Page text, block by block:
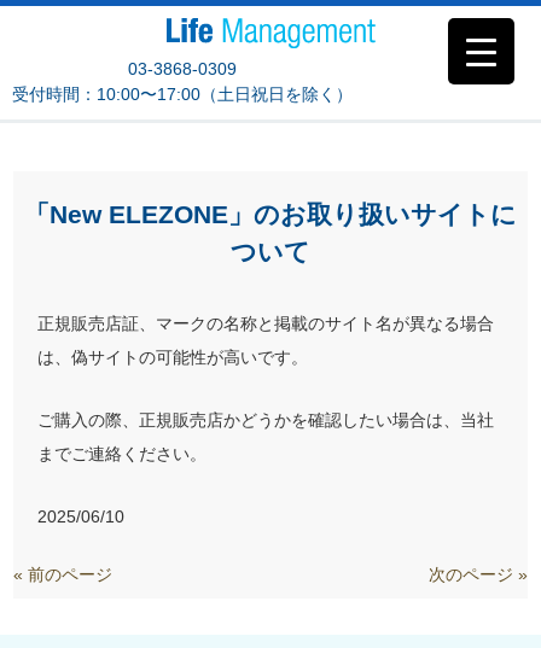
03-3868-0309
受付時間：10:00〜17:00（土日祝日を除く）
「New ELEZONE」のお取り扱いサイトに
ついて
正規販売店証、マークの名称と掲載のサイト名が異なる場合
は、偽サイトの可能性が高いです。
ご購入の際、正規販売店かどうかを確認したい場合は、当社
までご連絡ください。
2025/06/10
« 前のページ 次のページ »